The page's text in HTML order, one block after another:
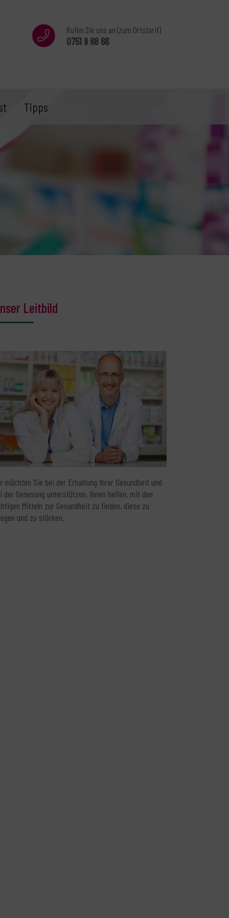
Rufen Sie uns an (zum Ortstarif)
0751 9 68 66
Tipps
Leitbild
möchten Sie bei der Erhaltung Ihrer Gesundheit und
der Genesung unterstützen, Ihnen helfen, mit den
Mitteln zur Gesundheit zu finden, diese zu
und zu stärken.